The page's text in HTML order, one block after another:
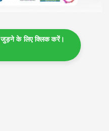
के लिए क्लिक करें।